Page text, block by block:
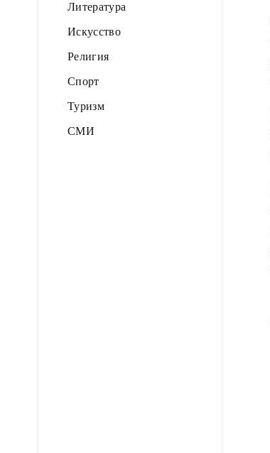
Литература
Искусство
Религия
Спорт
Туризм
СМИ